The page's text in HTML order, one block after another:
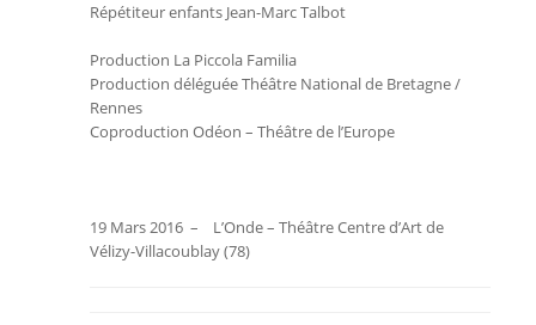
Répétiteur enfants Jean-Marc Talbot
Production La Piccola Familia
Production déléguée Théâtre National de Bretagne /
Rennes
Coproduction Odéon – Théâtre de l’Europe
19 Mars 2016 – L’Onde – Théâtre Centre d’Art de
Vélizy-Villacoublay (78)